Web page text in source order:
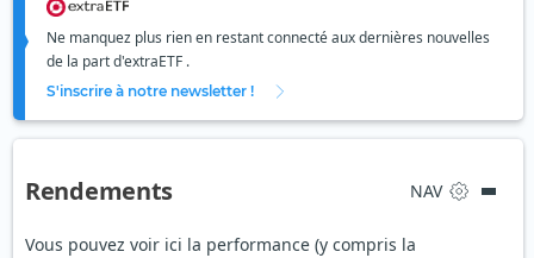
Ne manquez plus rien en restant connecté aux dernières nouvelles
de la part d'extraETF .
S'inscrire à notre newsletter !
Rendements NAV
Vous pouvez voir ici la performance (y compris la